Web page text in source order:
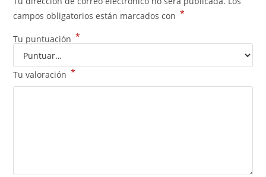
campos obligatorios están marcados con *
Tu puntuación *
Tu valoración *